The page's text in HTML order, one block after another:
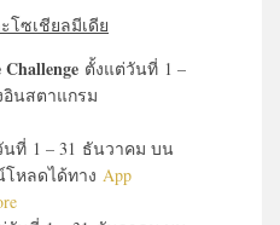
โซเชียลมีเดีย
ตั้งแต่วันที่ 1 –
อินสตาแกรม
นที่ 1 – 31 ธันวาคม บน
หลดได้ทาง App